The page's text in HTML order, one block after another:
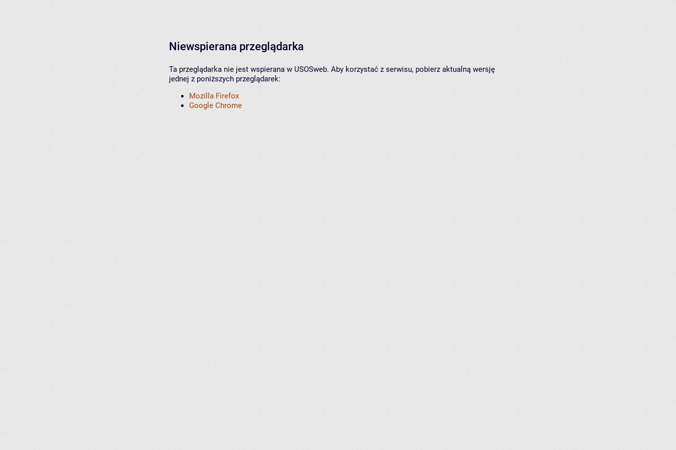
Niewspierana przeglądarka
Ta przeglądarka nie jest wspierana w USOSweb. Aby korzystać z serwisu, pobierz aktualną wersję
jednej z poniższych przeglądarek:
Mozilla Firefox
Google Chrome